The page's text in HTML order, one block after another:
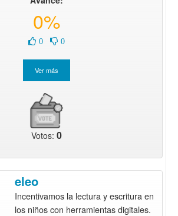
0%
0 0
Votos: 0
eleo
Incentivamos la lectura y escritura en
los niños con herramientas digitales.